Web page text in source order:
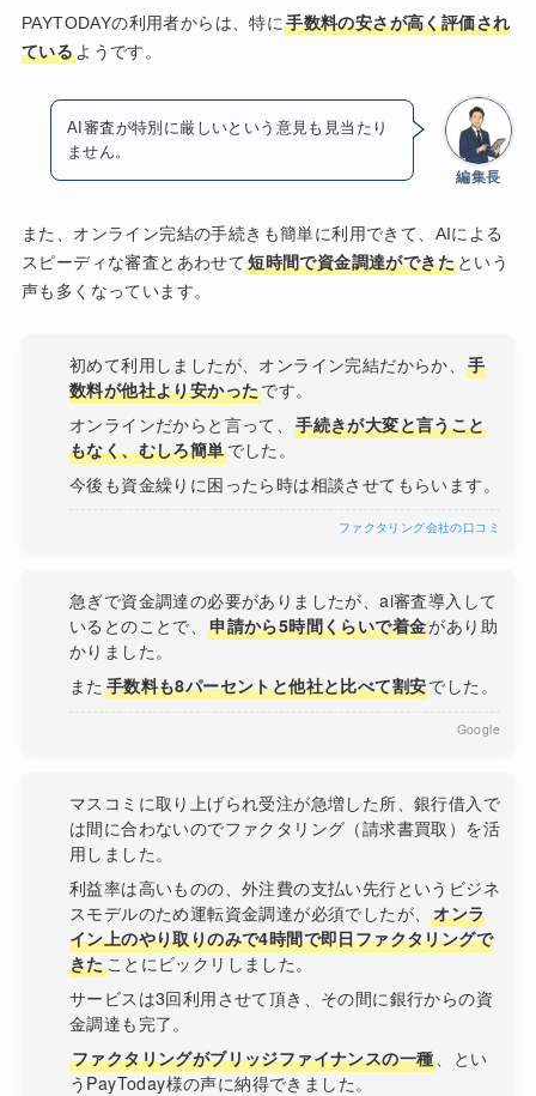
PAYTODAYの利用者からは、特に手数料の安さが高く評価され
ている ようです。
編集長
AI審査が特別に厳しいという意見も見当たり
ません。
また、オンライン完結の手続きも簡単に利用できて、AIによる
スピーディな審査とあわせて短時間で資金調達ができた という
声も多くなっています。
初めて利用しましたが、オンライン完結だからか、手
数料が他社より安かったです。
オンラインだからと言って、手続きが大変と言うこと
もなく、むしろ簡単でした。
今後も資金繰りに困ったら時は相談させてもらいます。
ファクタリング会社の口コミ
急ぎで資金調達の必要がありましたが、ai審査導入して
いるとのことで、申請から5時間くらいで着金があり助
かりました。
また 手数料も8パーセントと他社と比べて割安でした。
Google
マスコミに取り上げられ受注が急増した所、銀行借入で
は間に合わないのでファクタリング（請求書買取）を活
用しました。
利益率は高いものの、外注費の支払い先行というビジネ
スモデルのため運転資金調達が必須でしたが、オンラ
イン上のやり取りのみで4時間で即日ファクタリングで
きたことにビックリしました。
サービスは3回利用させて頂き、その間に銀行からの資
金調達も完了。
ファクタリングがブリッジファイナンスの一種 、とい
うPayToday様の声に納得できました。